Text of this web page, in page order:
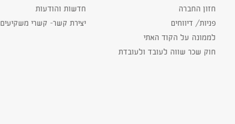
חזון החברה
פניות/ דיווחים
לממונה על הקוד האתי
חוק שכר שווה לעובד ולעובדת
חדשות והודעות
יצירת קשר- קשרי משקיעים